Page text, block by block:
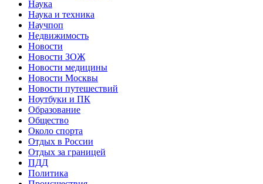
Наука
Наука и техника
Научпоп
Недвижимость
Новости
Новости ЗОЖ
Новости медицины
Новости Москвы
Новости путешествий
Ноутбуки и ПК
Образование
Общество
Около спорта
Отдых в России
Отдых за границей
ПДД
Политика